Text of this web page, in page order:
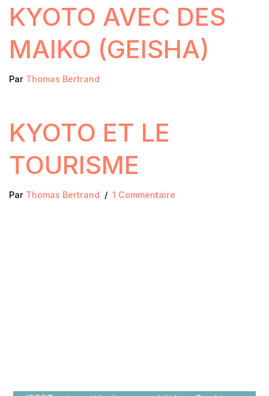
KYOTO AVEC DES
MAIKO (GEISHA)
Par Thomas Bertrand
KYOTO ET LE
TOURISME
Par Thomas Bertrand 1 Commentaire